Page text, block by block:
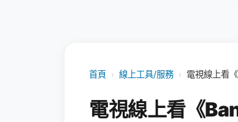
首頁 › 線上工具/服務 › 電視線上看
電視線上看《